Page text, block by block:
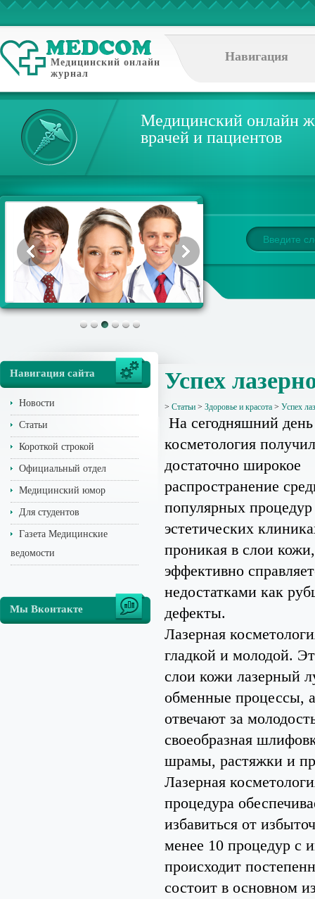
Медицинский онлайн
журнал
Навигация
Медицинский онлайн
врачей и пациентов
Навигация сайта
Новости
Статьи
Короткой строкой
Официальный отдел
Медицинский юмор
Для студентов
Газета Медицинские
ведомости
Мы Вконтакте
Успех
> Статьи > Здоровье и красота > Успех
На сегодняшний день
косметология
достаточно широкое
распространение
популярных
эстетических
проникая в слои кожи,
эффективно
недостатками как
дефекты.
Лазерная
гладкой и молодой.
слои кожи лазерный
обменные процессы,
отвечают за
своеобразная
шрамы, растяжки и
Лазерная
процедура
избавиться от
менее 10 процедур с
происходит
состоит в основном